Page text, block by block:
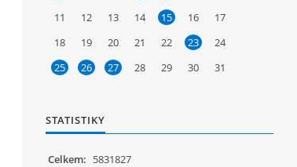
11
12 13 14 15 16
17
18
19 20 21 22 23
24
25
26 27 28 29 30 31
STATISTIKY
Celkem: 5831827